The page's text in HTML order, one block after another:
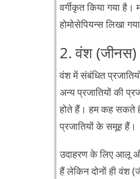
वर्गीकृत किया गया है।
होमोसेपियन्स लिखा
2. वंश (जीनस)
वंश में संबंधित
अन्य प्रजातियों की
होते हैं। हम कह सकते
प्रजातियों के समूह हैं।
उदाहरण के लिए आलू
हैं लेकिन दोनों ही वंश